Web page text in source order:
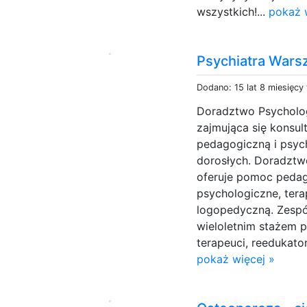
wszystkich!... pokaż
Psychiatra
Dodano: 15 lat 8 miesięcy
Doradztwo
zajmująca się
pedagogiczną i
dorosłych.
oferuje pomoc
psychologiczne,
logopedyczną.
wieloletnim stażem
terapeuci,
pokaż więcej »